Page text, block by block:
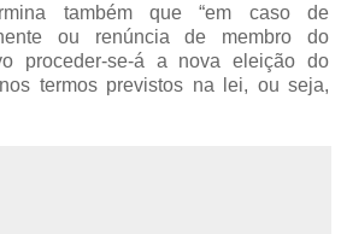
também que “em caso de
ou renúncia de membro do
proceder-se-á a nova eleição do
termos previstos na lei, ou seja,